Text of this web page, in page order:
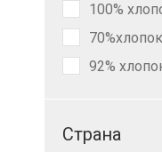
100%
92%
Страна